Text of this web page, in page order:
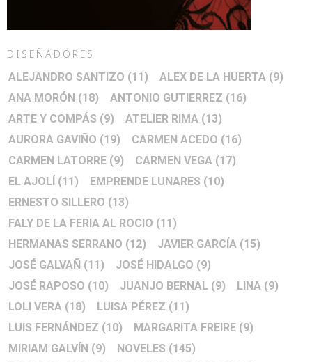
DISEÑADORES
ALEJANDRO SANTIZO (11) ALEX DE LA HUERTA (9)
ANA MORÓN (18) ANTONIO GUTIERREZ (16)
ARTE Y COMPÁS (9) ATELIER RIMA (13)
AURORA GAVIÑO (19) CARMEN ACEDO (16)
CARMEN LATORRE (9) CARMEN VEGA (17)
EL AJOLÍ (11) EMPRENDE LUNARES (10)
ERNESTO SILLERO (13)
FALY DE LA FERIA AL ROCIO (11)
HERMANAS SERRANO (12) JAVIER GARCÍA (15)
JOSÉ GALVAÑ (11) JOSÉ HIDALGO (9)
JOSÉ RAPOSO (10) JUANJO BERNAL (9) LINA (9)
LOLI VERA (18) LUISA PÉREZ (11)
LUIS FERNÁNDEZ (10) MARGARITA FREIRE (9)
MIRIAM GALVÍN (9) NOVELES (145)